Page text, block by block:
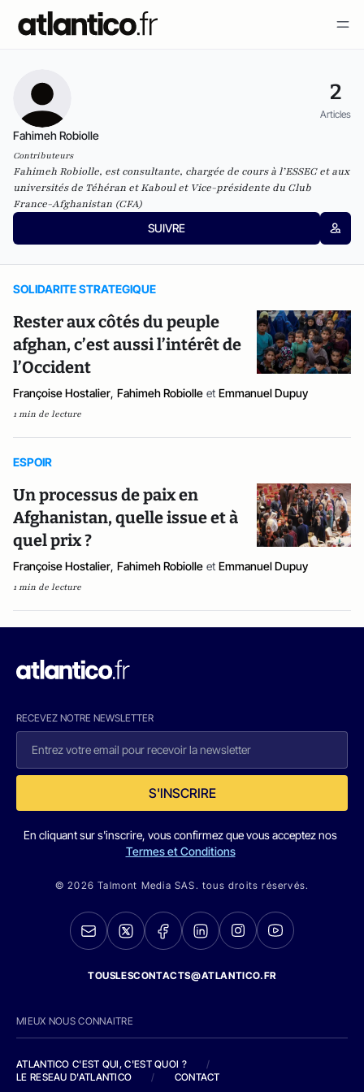
2
Articles
Fahimeh Robiolle
Contributeurs
Fahimeh Robiolle, est consultante, chargée de cours à l’ESSEC et aux
universités de Téhéran et Kaboul et Vice-présidente du Club
France-Afghanistan (CFA)
SUIVRE
SOLIDARITE STRATEGIQUE
Rester aux côtés du peuple
afghan, c’est aussi l’intérêt de
l’Occident
Françoise Hostalier, Fahimeh Robiolle et Emmanuel Dupuy
1 min de lecture
ESPOIR
Un processus de paix en
Afghanistan, quelle issue et à
quel prix ?
Françoise Hostalier, Fahimeh Robiolle et Emmanuel Dupuy
1 min de lecture
RECEVEZ NOTRE NEWSLETTER
S'INSCRIRE
En cliquant sur s'inscrire, vous confirmez que vous acceptez nos
Termes et Conditions
© 2026 Talmont Media SAS. tous droits réservés.
TOUSLESCONTACTS@ATLANTICO.FR
MIEUX NOUS CONNAITRE
ATLANTICO C'EST QUI, C'EST QUOI ?
/
LE RESEAU D'ATLANTICO
/ CONTACT